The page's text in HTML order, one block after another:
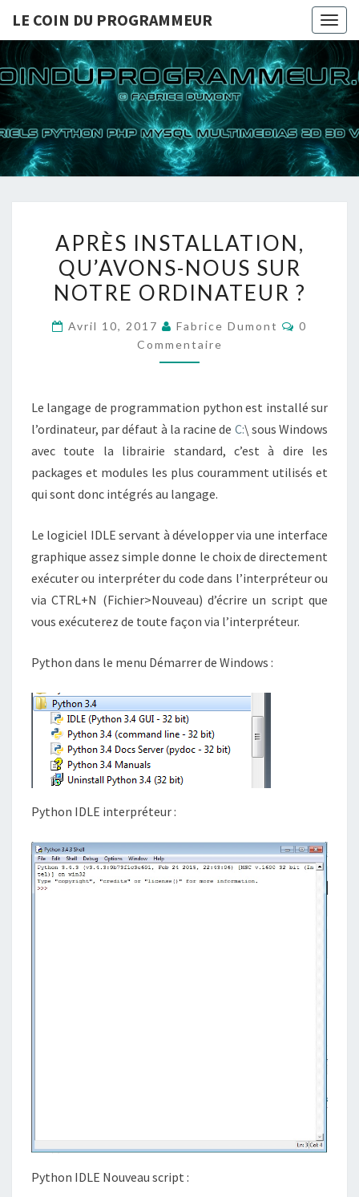
LE COIN DU PROGRAMMEUR
LE
TUTORIELS
PYTHON PHP
MYSQL
MULTIMEDIAS
2D 3D VIDEOS
INSTALLATION,
QU’AVONS-
NOUS
NOTRE
APRÈS INSTALLATION,
QU’AVONS-NOUS SUR
NOTRE ORDINATEUR ?
Avril 10, 2017 Fabrice Dumont
0
Commentaire
Le langage de programmation python est installé sur
l’ordinateur, par défaut à la racine de C:\ sous Windows
avec toute la librairie standard, c’est à dire les
packages et modules les plus couramment utilisés et
qui sont donc intégrés au langage.
Le logiciel IDLE servant à développer via une interface
graphique assez simple donne le choix de directement
exécuter ou interpréter du code dans l’interpréteur ou
via CTRL+N (Fichier>Nouveau) d’écrire un script que
vous exécuterez de toute façon via l’interpréteur.
Python dans le menu Démarrer de Windows :
Python IDLE interpréteur :
Python IDLE Nouveau script :